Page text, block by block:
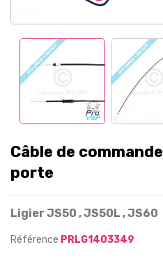
Câble de
porte
Ligier JS50 , JS50L , JS60
Référence PRLG1403349